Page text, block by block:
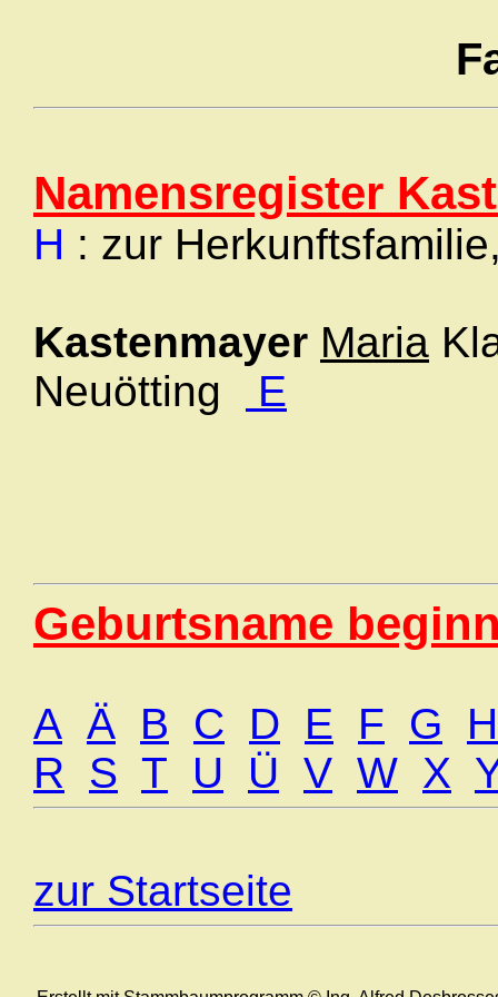
Namensregister
H : zur
Kastenmayer Maria
Neuötting
E
Geburtsname
A Ä B C D E F G
H
R
S T U Ü V W X
zur Startseite